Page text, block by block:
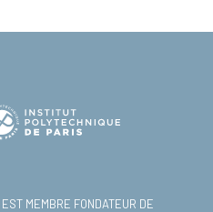
MEMBRE FONDATEUR DE